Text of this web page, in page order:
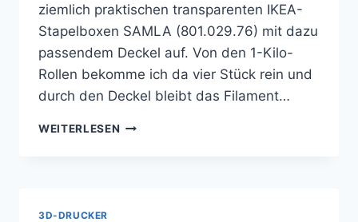
ziemlich praktischen transparenten IKEA-
Stapelboxen SAMLA (801.029.76) mit dazu
passendem Deckel auf. Von den 1-Kilo-
Rollen bekomme ich da vier Stück rein und
durch den Deckel bleibt das Filament…
WEITERLESEN PLA-
3D-DRUCKER